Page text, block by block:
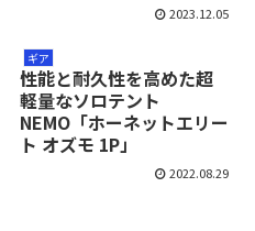
2023.12.05
ギア
性能と耐久性を高めた超
軽量なソロテント
NEMO「ホーネットエリー
ト オズモ 1P」
2022.08.29